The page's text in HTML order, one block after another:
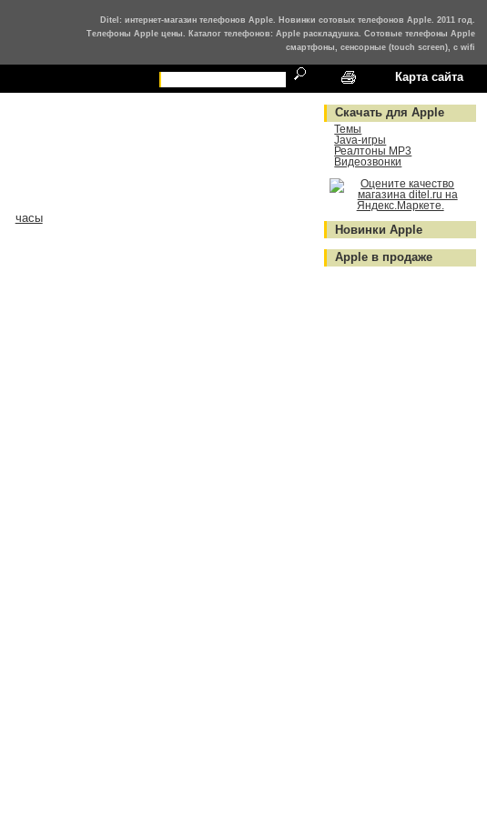
Ditel: интернет-магазин телефонов Apple. Новинки сотовых телефонов Apple. 2011 год.
Телефоны Apple цены. Каталог телефонов: Apple раскладушка. Сотовые телефоны Apple
смартфоны, сенсорные (touch screen), с wifi
Карта сайта
часы
Скачать для Apple
Темы
Java-игры
Реалтоны MP3
Видеозвонки
Новинки Apple
Apple в продаже